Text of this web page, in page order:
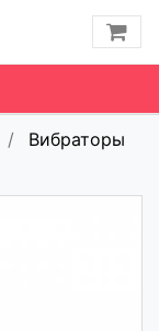
Вибраторы